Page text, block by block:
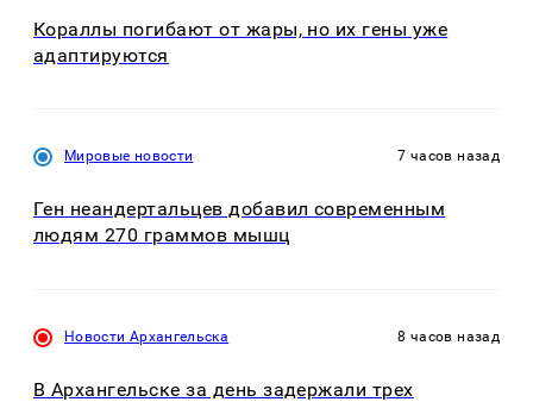
Кораллы погибают от жары, но их гены уже
адаптируются
Мировые новости 7 часов назад
Ген неандертальцев добавил современным
людям 270 граммов мышц
Новости Архангельска 8 часов назад
В Архангельске за день задержали трех